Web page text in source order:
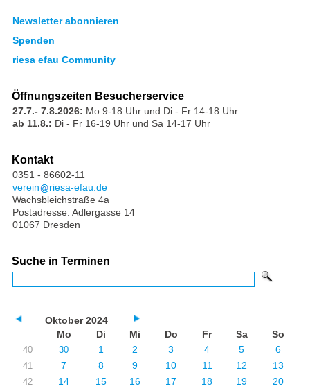
Newsletter abonnieren
Spenden
riesa efau Community
Öffnungszeiten Besucherservice
27.7.- 7.8.2026: Mo 9-18 Uhr und Di - Fr 14-18 Uhr
ab 11.8.: Di - Fr 16-19 Uhr und Sa 14-17 Uhr
Kontakt
0351 - 86602-11
verein
riesa-efau.de
Wachsbleichstraße 4a
Postadresse: Adlergasse 14
01067 Dresden
Suche in Terminen
Oktober 2024
Mo
Di Mi Do Fr Sa So
40 30 1 2 3 4 5 6
41 7 8 9 10 11 12 13
42 14 15 16 17 18 19 20